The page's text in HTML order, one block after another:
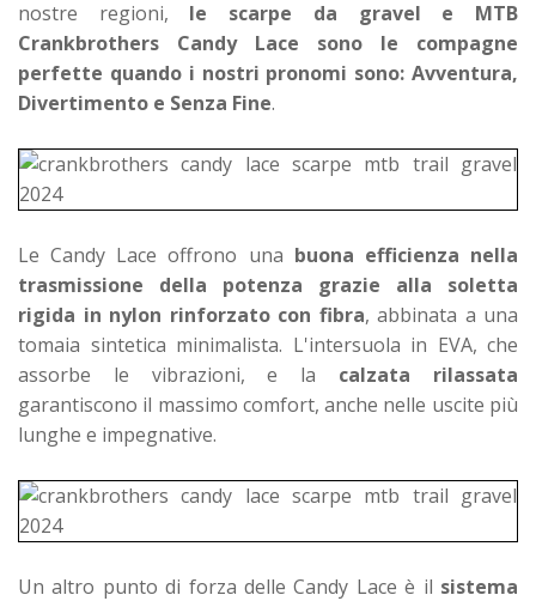
nostre regioni, le scarpe da gravel e MTB
Crankbrothers Candy Lace sono le compagne
perfette quando i nostri pronomi sono: Avventura,
Divertimento e Senza Fine.
Le Candy Lace offrono una buona efficienza nella
trasmissione della potenza grazie alla soletta
rigida in nylon rinforzato con fibra, abbinata a una
tomaia sintetica minimalista. L'intersuola in EVA, che
assorbe le vibrazioni, e la calzata rilassata
garantiscono il massimo comfort, anche nelle uscite più
lunghe e impegnative.
Un altro punto di forza delle Candy Lace è il sistema